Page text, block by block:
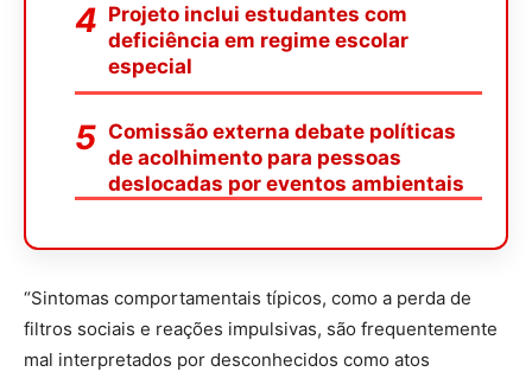
Projeto inclui estudantes com
deficiência em regime escolar
especial
Comissão externa debate políticas
de acolhimento para pessoas
deslocadas por eventos ambientais
“Sintomas comportamentais típicos, como a perda de
filtros sociais e reações impulsivas, são frequentemente
mal interpretados por desconhecidos como atos